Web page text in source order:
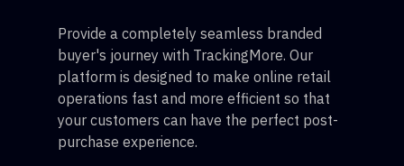
Provide a completely seamless branded
buyer's journey with TrackingMore. Our
platform is designed to make online retail
operations fast and more efficient so that
your customers can have the perfect post-
purchase experience.